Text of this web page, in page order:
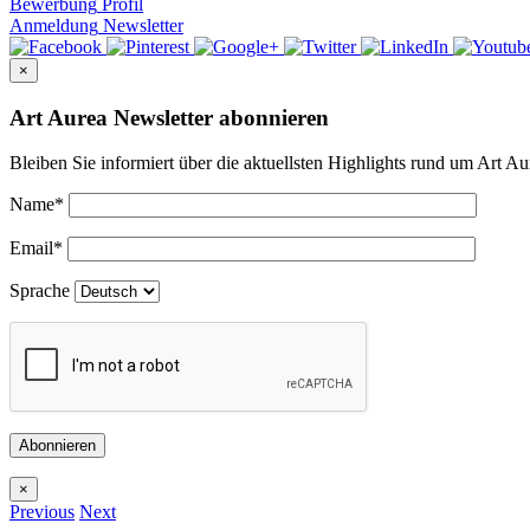
Bewerbung Profil
Anmeldung Newsletter
×
Art Aurea Newsletter abonnieren
Bleiben Sie informiert über die aktuellsten Highlights rund um Art
Name*
Email*
Sprache
Abonnieren
×
Previous Next